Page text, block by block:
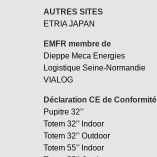
AUTRES SITES
ETRIA JAPAN
EMFR membre de
Dieppe Meca Energies
Logistique Seine-Normandie
VIALOG
Déclaration CE de Conformité
Pupitre 32’’
Totem 32’’ Indoor
Totem 32’’ Outdoor
Totem 55’’ Indoor